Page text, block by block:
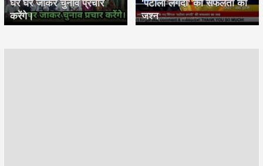
घर घर जाकर चुनाव प्रचार
करेंगे।
'पटोला लगदी' की सफलता का
जश्न